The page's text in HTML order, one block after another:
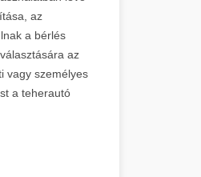
az
a bérlés
az
vagy személyes
a teherautó